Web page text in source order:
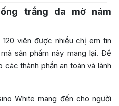
trắng da mờ nám
viên được nhiều chị em tin
sản phẩm này mang lại. Để
thành phần an toàn và lành
White mang đến cho người